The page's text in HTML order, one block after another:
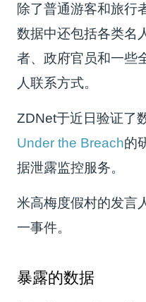
除了普通游客和旅行
数据中还包括各类名
者、政府官员和一些
人联系方式。
ZDNet于近日验证了
Under the Breach的
据泄露监控服务。
米高梅度假村的发言
一事件。
暴露的数据